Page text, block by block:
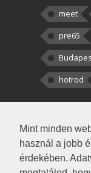
Mint minden
használ a jobb
érdekében.
meet
pre65
hotrod
darabbaal